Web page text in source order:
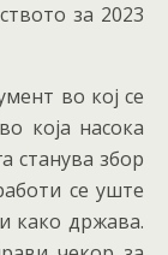
за 2023
во кој се
која насока
станува збор
се уште
како држава.